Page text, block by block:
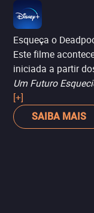
Esqueça o
Este filme
iniciada a partir
Um Futuro
fortemente
Deadpool a partir
Por isso, temos
[+]
SAIBA MAIS